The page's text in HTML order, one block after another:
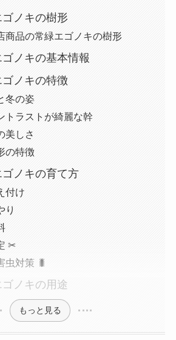
ゴノキの樹形
商品の常緑エゴノキの樹形
ゴノキの基本情報
ゴノキの特徴
冬の姿
トラストが綺麗な幹
美しさ
の特徴
ゴノキの育て方
付け
り
✂
虫対策 🐛
ゴノキの用途
もっと見る